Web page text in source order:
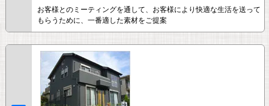
お客様とのミーティングを通して、お客様により快適な生活を送って
もらうために、一番適した素材をご提案